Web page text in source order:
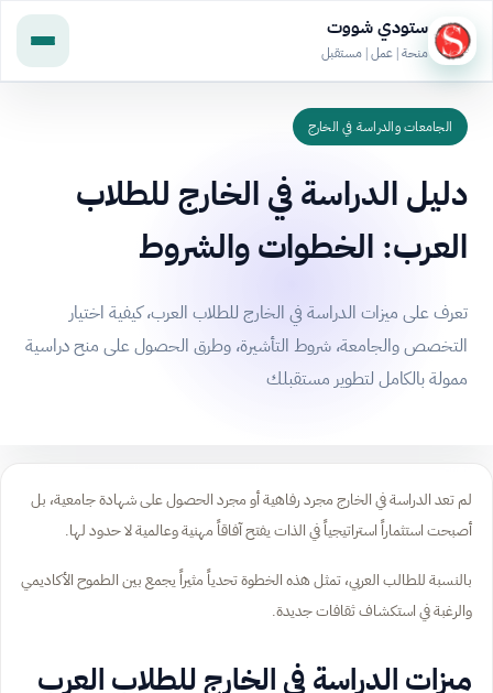
ستودي شووت
منحة | عمل | مستقبل
الجامعات والدراسة في الخارج
دليل الدراسة في الخارج للطلاب
العرب: الخطوات والشروط
تعرف على ميزات الدراسة في الخارج للطلاب العرب، كيفية اختيار
التخصص والجامعة، شروط التأشيرة، وطرق الحصول على منح دراسية
ممولة بالكامل لتطوير مستقبلك
لم تعد الدراسة في الخارج مجرد رفاهية أو مجرد الحصول على شهادة جامعية، بل
أصبحت استثماراً استراتيجياً في الذات يفتح آفاقاً مهنية وعالمية لا حدود لها.
بالنسبة للطالب العربي، تمثل هذه الخطوة تحدياً مثيراً يجمع بين الطموح الأكاديمي
والرغبة في استكشاف ثقافات جديدة.
ميزات الدراسة في الخارج للطلاب العرب